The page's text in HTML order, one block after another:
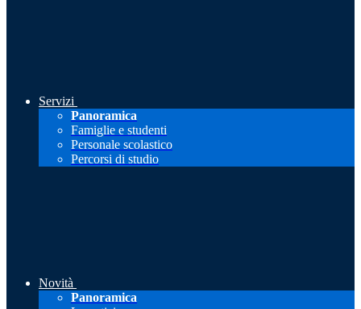
Servizi
Panoramica
Famiglie e studenti
Personale scolastico
Percorsi di studio
Novità
Panoramica